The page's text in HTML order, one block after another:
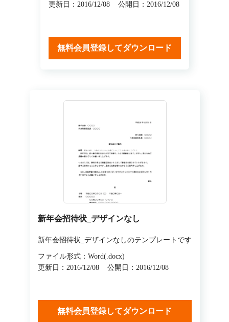
更新日：2016/12/08
公開日：2016/12/08
無料会員登録してダウンロード
新年会招待状_デザインなし
新年会招待状_デザインなしのテンプレートです
ファイル形式：Word(.docx)
更新日：2016/12/08
公開日：2016/12/08
無料会員登録してダウンロード